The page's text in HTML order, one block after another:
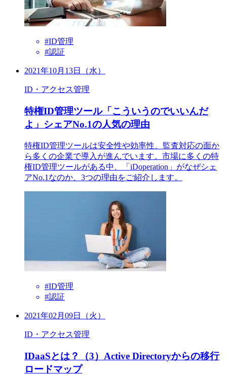
#ID管理
#認証
2021年10月13日（水）
ID・アクセス管理
特権ID管理ツール「こういうのでいいんだ
よ」シェアNo.1の人気の理由
特権ID管理ツールは安全性や効率性、監査対応の面か
ら多くの企業で導入が進んでいます。市場に多くの特
権ID管理ツールがある中、「iDoperation」がなぜシェ
アNo.1なのか、3つの理由をご紹介します。
#ID管理
#認証
2021年02月09日（火）
ID・アクセス管理
IDaaSとは？（3）Active Directoryからの移行
ロードマップ